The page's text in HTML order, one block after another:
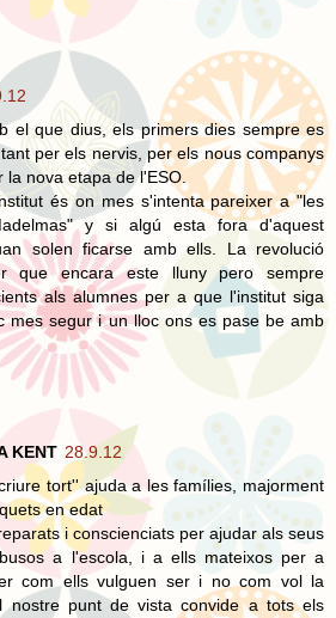
el que dius, els primers dies sempre es
per els nervis, per els nous companys
la nova etapa de l'ESO.
és on mes s'intenta pareixer a "les
y si algú esta fora d'aquest
solen ficarse amb ells. La revolució
que encara este lluny pero sempre
als alumnes per a que l'institut siga
mes segur i un lloc ons es pase be amb
KENT 28.9.12
tort'' ajuda a les famílies, majorment
en edat
i conscienciats per ajudar als seus
a l'escola, i a ells mateixos per a
com ells vulguen ser i no com vol la
nostre punt de vista convide a tots els